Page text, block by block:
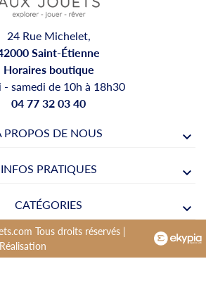
24 Rue Michelet,
Saint-Étienne
Horaires boutique
samedi de 10h à 18h30
04 77 32 03 40
PROPOS DE NOUS
INFOS PRATIQUES
CATÉGORIES
Tous droits réservés |
Réalisation